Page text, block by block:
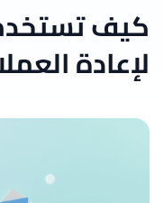
كيف تستخدم
لإعادة